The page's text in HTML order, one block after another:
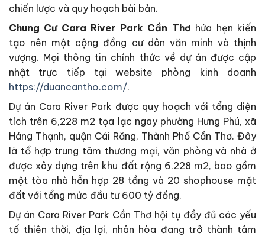
chiến lược và quy hoạch bài bản.
Chung Cư Cara River Park Cần Thơ hứa hẹn kiến
tạo nên một cộng đồng cư dân văn minh và thịnh
vượng. Mọi thông tin chính thức về dự án được cập
nhật trực tiếp tại website phòng kinh doanh
https://duancantho.com/.
Dự án Cara River Park được quy hoạch với tổng diện
tích trên 6,228 m2 tọa lạc ngay phường Hưng Phú, xã
Háng Thạnh, quận Cái Răng, Thành Phố Cần Thơ. Đây
là tổ hợp trung tâm thương mại, văn phòng và nhà ở
được xây dựng trên khu đất rộng 6.228 m2, bao gồm
một tòa nhà hỗn hợp 28 tầng và 20 shophouse mặt
đất với tổng mức đầu tư 600 tỷ đồng.
Dự án Cara River Park Cần Thơ hội tụ đầy đủ các yếu
tố thiên thời, địa lợi, nhân hòa đang trở thành tâm